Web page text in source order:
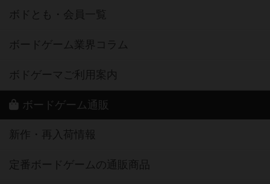
ボドとも・会員一覧
ボードゲーム業界コラム
ボドゲーマご利用案内
ボードゲーム通販
新作・再入荷情報
定番ボードゲームの通販商品